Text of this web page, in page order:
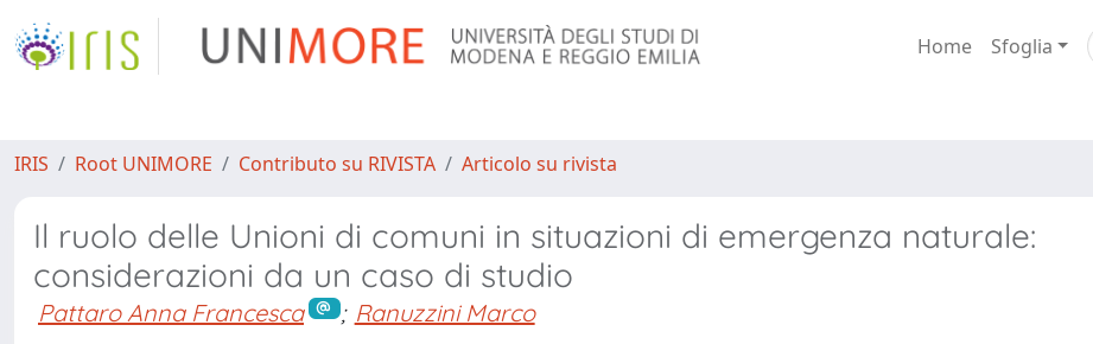
Home Sfoglia
IRIS Root UNIMORE Contributo su RIVISTA Articolo su rivista
Il ruolo delle Unioni di comuni in situazioni di emergenza naturale:
considerazioni da un caso di studio
Pattaro Anna Francesca ; Ranuzzini Marco